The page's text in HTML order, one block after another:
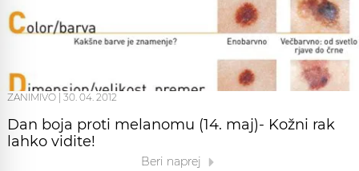
ZANIMIVO 30. 04. 2012
Dan boja proti melanomu (14. maj)- Kožni rak
lahko vidite!
Beri naprej